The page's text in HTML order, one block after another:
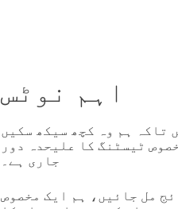
اہم نوٹس
تاکہ ہم وہ کچھ سیکھ سکیں
ٹیسٹنگ کا علیحدہ دور
جاری ہے۔
مل جائیں، ہم ایک مخصوص